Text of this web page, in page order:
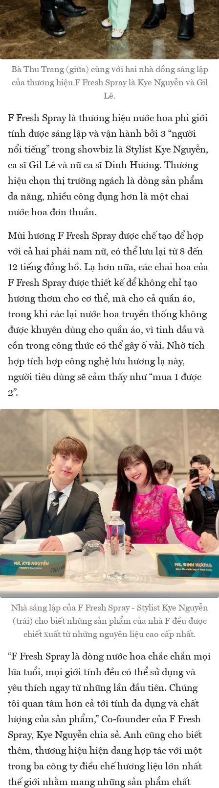
Bà Thu Trang (giữa) cùng với hai nhà đồng sáng lập
của thương hiệu F Fresh Spray là Kye Nguyễn và Gil
Lê.
F Fresh Spray là thương hiệu nước hoa phi giới
tính được sáng lập và vận hành bởi 3 “người
nổi tiếng” trong showbiz là Stylist Kye Nguyễn,
ca sĩ Gil Lê và nữ ca sĩ Đinh Hương. Thương
hiệu chọn thị trường ngách là dòng sản phẩm
đa năng, nhiều công dụng hơn là một chai
nước hoa đơn thuần.
Mùi hương F Fresh Spray được chế tạo để hợp
với cả hai phái nam nữ, có thể lưu lại từ 8 đến
12 tiếng đồng hồ. Lạ hơn nữa, các chai hoa của
F Fresh Spray được thiết kế để không chỉ tạo
hương thơm cho cơ thể, mà cho cả quần áo,
trong khi các lại nước hoa truyền thống không
được khuyên dùng cho quần áo, vì tinh dầu và
cồn trong công thức có thể gây ố vải. Nhờ tích
hợp tích hợp công nghệ lưu hương lạ này,
người tiêu dùng sẽ cảm thấy như “mua 1 được
2”.
Nhà sáng lập của F Fresh Spray - Stylist Kye Nguyễn
(trái) cho biết những sản phẩm của nhà F đều được
chiết xuất từ những nguyên liệu cao cấp nhất.
“F Fresh Spray là dòng nước hoa chắc chắn mọi
lứa tuổi, mọi giới tính đều có thể sử dụng và
yêu thích ngay từ những lần đầu tiên. Chúng
tôi quan tâm hơn cả tới tính đa dụng và chất
lượng của sản phẩm,” Co-founder của F Fresh
Spray, Kye Nguyễn chia sẻ. Anh cũng cho biết
thêm, thương hiệu hiện đang hợp tác với một
trong ba công ty điều chế hương liệu lớn nhất
thế giới nhằm mang những sản phẩm chất